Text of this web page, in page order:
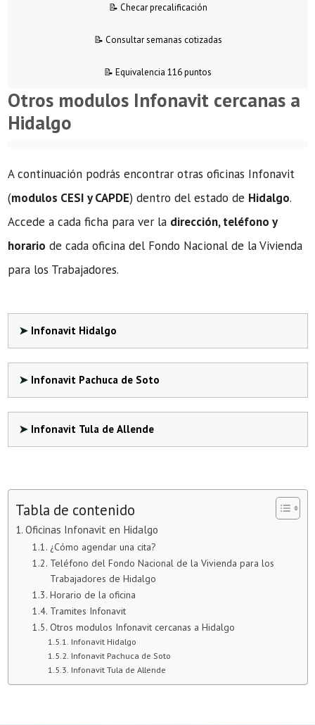
📝 Checar precalificación
📝 Consultar semanas cotizadas
📝 Equivalencia 116 puntos
Otros modulos Infonavit cercanas a
Hidalgo
A continuación podrás encontrar otras oficinas Infonavit
(modulos CESI y CAPDE) dentro del estado de Hidalgo.
Accede a cada ficha para ver la dirección, teléfono y
horario de cada oficina del Fondo Nacional de la Vivienda
para los Trabajadores.
Infonavit Hidalgo
Infonavit Pachuca de Soto
Infonavit Tula de Allende
Tabla de contenido
Oficinas Infonavit en Hidalgo
¿Cómo agendar una cita?
Teléfono del Fondo Nacional de la Vivienda para los
Trabajadores de Hidalgo
Horario de la oficina
Tramites Infonavit
Otros modulos Infonavit cercanas a Hidalgo
Infonavit Hidalgo
Infonavit Pachuca de Soto
Infonavit Tula de Allende